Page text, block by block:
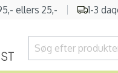
ellers 25,- 1-3